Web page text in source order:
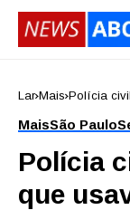
Lar Mais Polícia
MaisSão Paulo
Polícia
que